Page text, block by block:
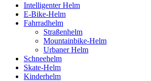
Intelligenter Helm
E-Bike-Helm
Fahrradhelm
Straßenhelm
Mountainbike-Helm
Urbaner Helm
Schneehelm
Skate-Helm
Kinderhelm